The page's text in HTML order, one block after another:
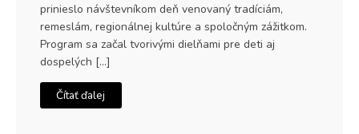
prinieslo návštevníkom deň venovaný tradíciám,
remeslám, regionálnej kultúre a spoločným zážitkom.
Program sa začal tvorivými dielňami pre deti aj
dospelých […]
Čítať ďalej